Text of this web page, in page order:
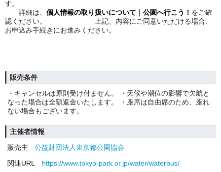
す。
詳細は、 個人情報の取り扱いについて｜公園へ行こう！ をご確
認ください。
上記、内容にご同意いただける場合、
お申込み手続きにお進みください。
販売条件
・キャンセルは原則受け付ません。 ・天候や潮位の影響で欠航と
なった場合は全額返金いたします。 ・座席は自由席のため、座れ
ない場合もございます。
主催者情報
販売主
公益財団法人東京都公園協会
関連URL
https://www.tokyo-park.or.jp/water/waterbus/